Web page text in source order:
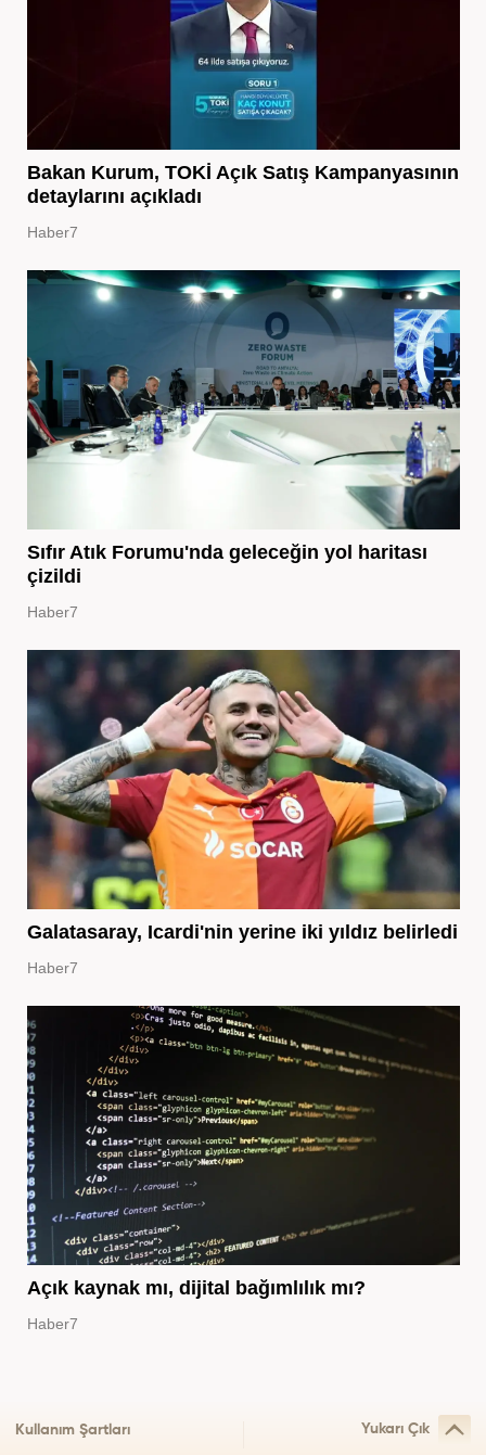
Bakan Kurum, TOKİ Açık Satış Kampanyasının
detaylarını açıkladı
Haber7
Sıfır Atık Forumu'nda geleceğin yol haritası
çizildi
Haber7
Galatasaray, Icardi'nin yerine iki yıldız belirledi
Haber7
Açık kaynak mı, dijital bağımlılık mı?
Haber7
Kullanım Şartları Yukarı Çık